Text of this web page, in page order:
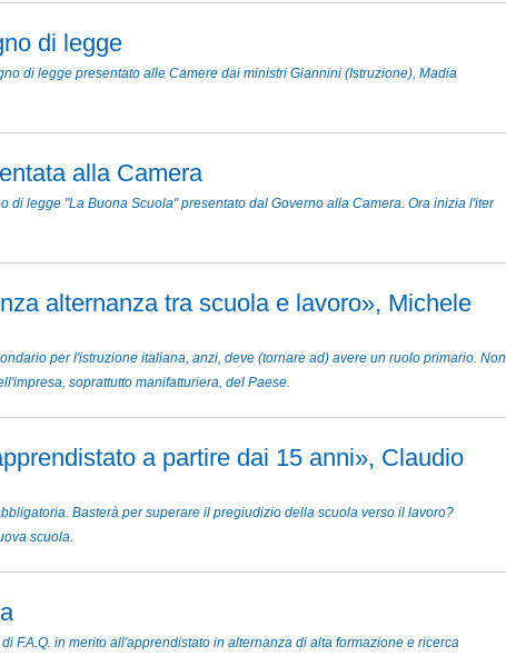
di legge
di legge presentato alle Camere dai ministri Giannini (Istruzione), Madia
alla Camera
legge "La Buona Scuola" presentato dal Governo alla Camera. Ora inizia l'iter
alternanza tra scuola e lavoro», Michele
per l'istruzione italiana, anzi, deve (tornare ad) avere un ruolo primario. Non
soprattutto manifatturiera, del Paese.
a partire dai 15 anni», Claudio
Basterà per superare il pregiudizio della scuola verso il lavoro?
scuola.
in merito all'apprendistato in alternanza di alta formazione e ricerca